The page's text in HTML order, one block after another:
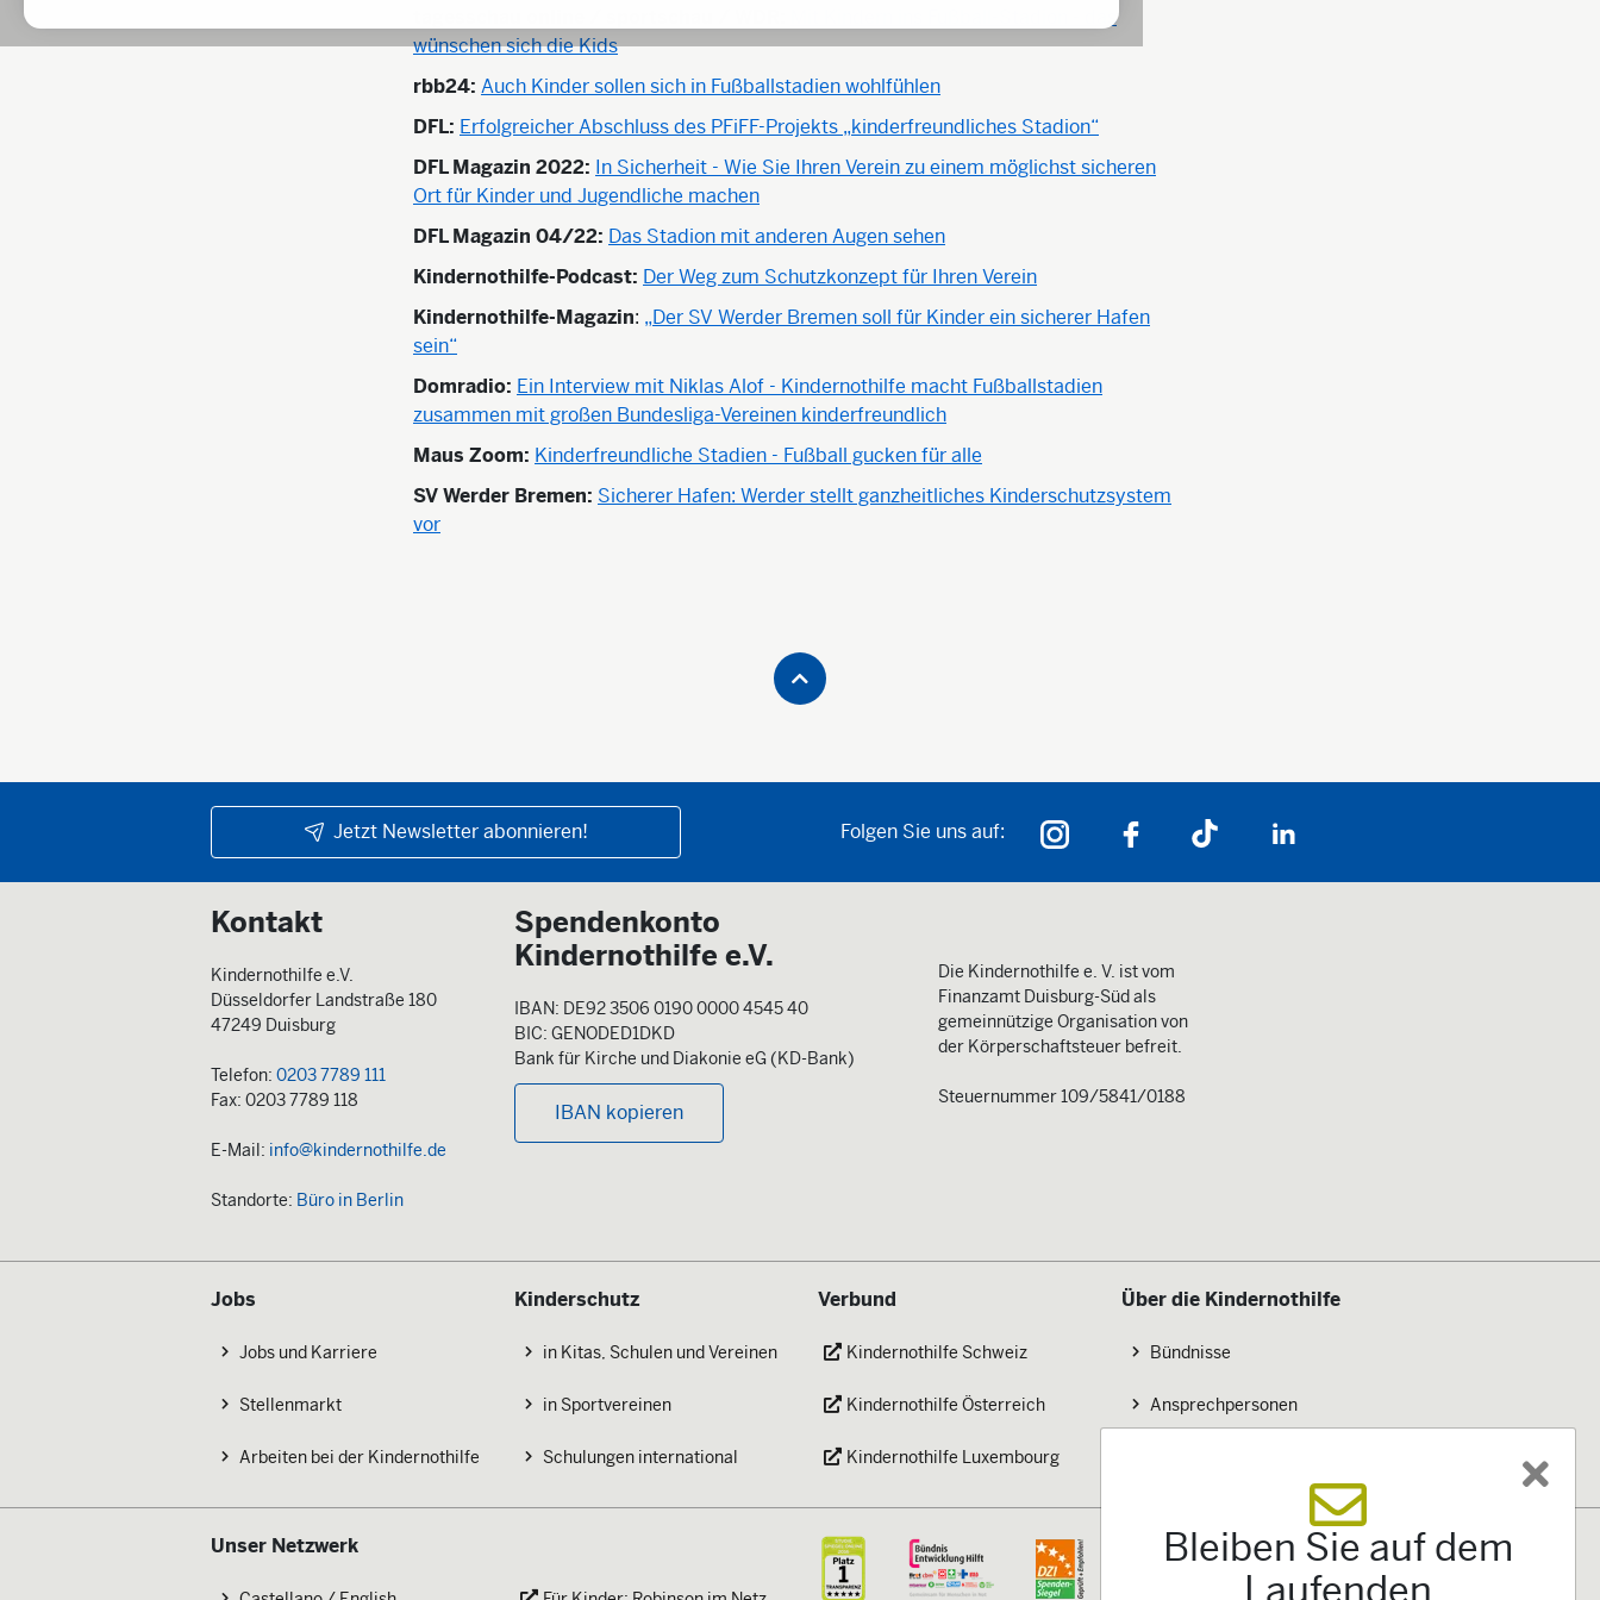
Mit Kindern ins Fußball-Stadion - das
wünschen sich die Kids
rbb24: Auch Kinder sollen sich in Fußballstadien wohlfühlen
DFL: Erfolgreicher Abschluss des PFiFF-Projekts „kinderfreundliches Stadion“
DFL Magazin 2022: In Sicherheit - Wie Sie Ihren Verein zu einem möglichst sicheren
Ort für Kinder und Jugendliche machen
DFL Magazin 04/22: Das Stadion mit anderen Augen sehen
Kindernothilfe-Podcast: Der Weg zum Schutzkonzept für Ihren Verein
Kindernothilfe-Magazin: „Der SV Werder Bremen soll für Kinder ein sicherer Hafen
sein“
Domradio: Ein Interview mit Niklas Alof - Kindernothilfe macht Fußballstadien
zusammen mit großen Bundesliga-Vereinen kinderfreundlich
Maus Zoom: Kinderfreundliche Stadien - Fußball gucken für alle
SV Werder Bremen: Sicherer Hafen: Werder stellt ganzheitliches Kinderschutzsystem
vor
Bleiben Sie auf dem
Laufenden
Jetzt Newsletter abonnieren! Folgen Sie uns auf:
Kontakt
Kindernothilfe e.V.
Düsseldorfer Landstraße 180
47249 Duisburg
Telefon: 0203 7789 111
Fax: 0203 7789 118
E-Mail: info@kindernothilfe.de
Standorte: Büro in Berlin
Spendenkonto
Kindernothilfe e.V.
IBAN: DE92 3506 0190 0000 4545 40
BIC: GENODED1DKD
Bank für Kirche und Diakonie eG (KD-Bank)
IBAN kopieren
Die Kindernothilfe e. V. ist vom
Finanzamt Duisburg-Süd als
gemeinnützige Organisation von
der Körperschaftsteuer befreit.
Steuernummer 109/5841/0188
Jobs
Jobs und Karriere
Stellenmarkt
Arbeiten bei der Kindernothilfe
Kinderschutz
in Kitas, Schulen und Vereinen
in Sportvereinen
Schulungen international
Verbund
Kindernothilfe Schweiz
Kindernothilfe Österreich
Kindernothilfe Luxembourg
Über die Kindernothilfe
Bündnisse
Ansprechpersonen
Unser Netzwerk